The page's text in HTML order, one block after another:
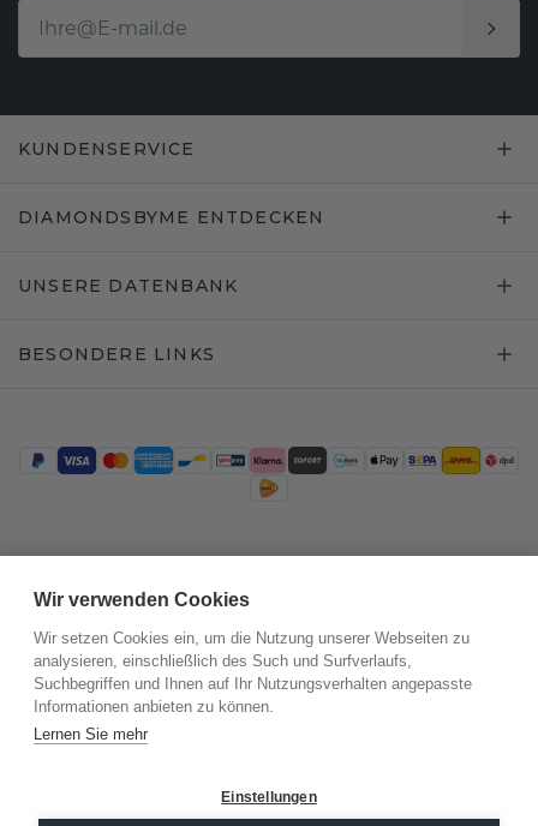
KUNDENSERVICE
DIAMONDSBYME ENTDECKEN
UNSERE DATENBANK
BESONDERE LINKS
©2026.DiamondsByMe
Wir verwenden Cookies
Wir setzen Cookies ein, um die Nutzung unserer Webseiten zu
analysieren, einschließlich des Such und Surfverlaufs,
Suchbegriffen und Ihnen auf Ihr Nutzungsverhalten angepasste
Informationen anbieten zu können.
Lernen Sie mehr
Einstellungen